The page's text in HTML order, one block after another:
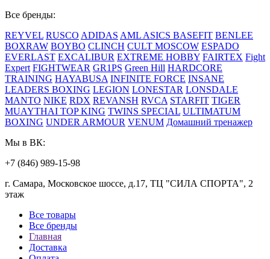
Все бренды:
REYVEL RUSCO ADIDAS AML ASICS BASEFIT BENLEE
BOXRAW BOYBO CLINCH CULT MOSCOW ESPADO
EVERLAST EXCALIBUR EXTREME HOBBY FAIRTEX Fight
Expert FIGHTWEAR GR1PS Green Hill HARDCORE
TRAINING HAYABUSA INFINITE FORCE INSANE
LEADERS BOXING LEGION LONESTAR LONSDALE
MANTO NIKE RDX REVANSH RVCA STARFIT TIGER
MUAYTHAI TOP KING TWINS SPECIAL ULTIMATUM
BOXING UNDER ARMOUR VENUM Домашний тренажер
Мы в ВК:
+7 (846) 989-15-98
г. Самара, Московское шоссе, д.17, ТЦ "СИЛА СПОРТА", 2
этаж
Все товары
Все бренды
Главная
Доставка